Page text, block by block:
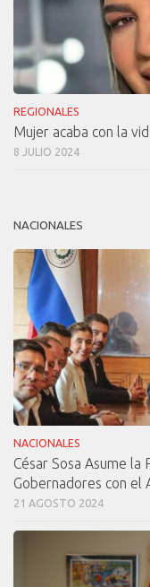
REGIONALES
Mujer acaba con la
8 JULIO 2024
NACIONALES
NACIONALES
César Sosa Asume la
Gobernadores con el
21 AGOSTO 2024